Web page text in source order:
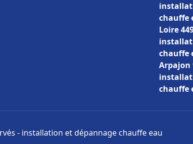
chauffe
Loire
chauffe
Arpajon
chauffe
- installation et dépannage chauffe eau